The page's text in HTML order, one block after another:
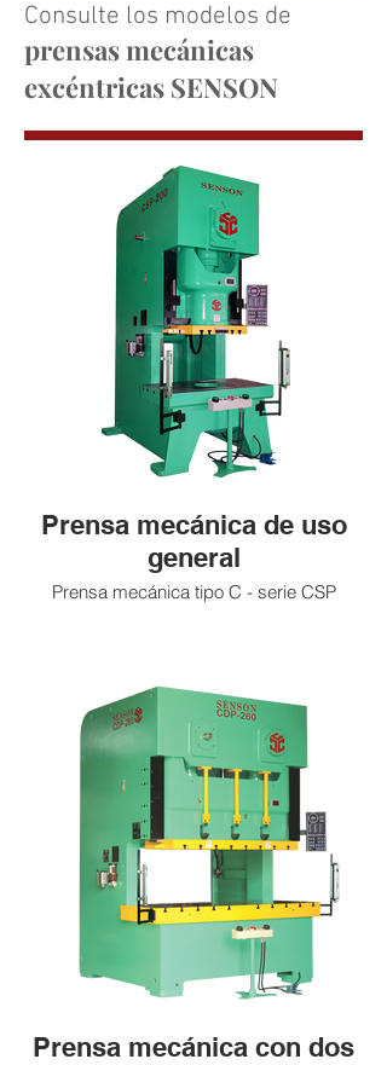
Consulte los modelos de
prensas mecánicas
excéntricas SENSON
Prensa mecánica de uso
general
Prensa mecánica tipo C - serie CSP
Prensa mecánica con dos